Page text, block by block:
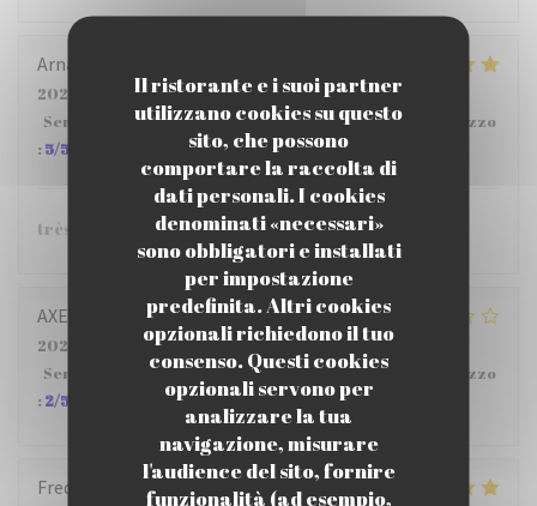
Il ristorante e i suoi partner
utilizzano cookies su questo
sito, che possono
comportare la raccolta di
dati personali. I cookies
denominati «necessari»
sono obbligatori e installati
per impostazione
predefinita. Altri cookies
opzionali richiedono il tuo
consenso. Questi cookies
opzionali servono per
analizzare la tua
navigazione, misurare
l'audience del sito, fornire
funzionalità (ad esempio,
Arnaud
2026-07-29
- 12:15 - Ospiti 5
Servizio
/5 Atmosfera :5/5 Cucina: 5/5 Qualità / Prezzo
: 5/5
très bien.
AXELLE
2026-07-22
- 12:15 - Ospiti 4
Servizio
Atmosfera:3/5 Cucina:4/5 Qualità / Prezzo
: 2/5
Frederic